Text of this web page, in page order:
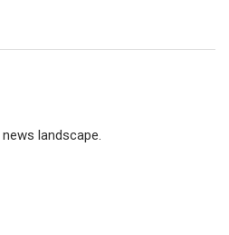
landscape.